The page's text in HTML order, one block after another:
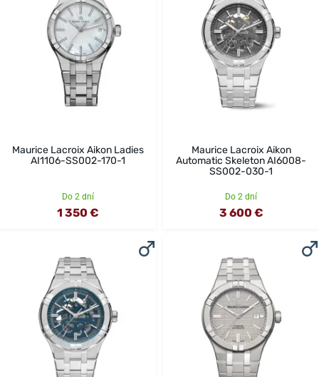
Maurice Lacroix Aikon Ladies
AI1106-SS002-170-1
Do 2 dní
1 350 €
Maurice Lacroix Aikon
Automatic Skeleton AI6008-
SS002-030-1
Do 2 dní
3 600 €